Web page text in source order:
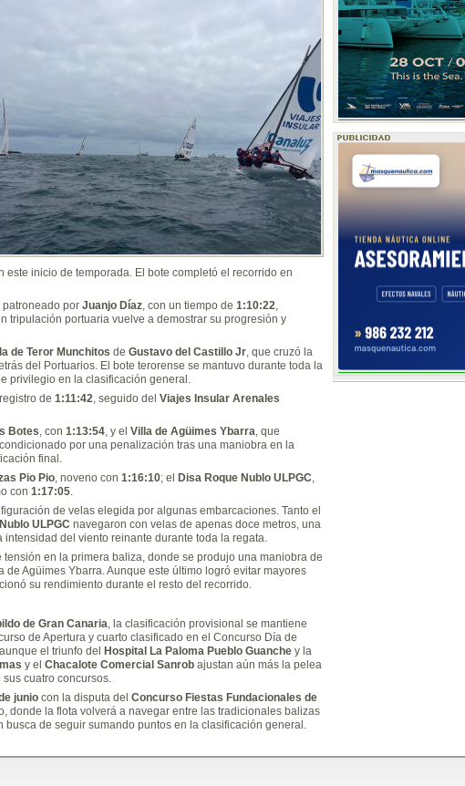
inicio de temporada. El bote completó el recorrido en
patroneado por Juanjo Díaz, con un tiempo de 1:10:22,
tripulación portuaria vuelve a demostrar su progresión y
de Teror Munchitos de Gustavo del Castillo Jr, que cruzó la
del Portuarios. El bote terorense se mantuvo durante toda la
privilegio en la clasificación general.
de 1:11:42, seguido del Viajes Insular Arenales
Botes, con 1:13:54, y el Villa de Agüimes Ybarra, que
por una penalización tras una maniobra en la
final.
Pio Pio, noveno con 1:16:10; el Disa Roque Nublo ULPGC,
con 1:17:05.
de velas elegida por algunas embarcaciones. Tanto el
ULPGC navegaron con velas de apenas doce metros, una
del viento reinante durante toda la regata.
en la primera baliza, donde se produjo una maniobra de
Agüimes Ybarra. Aunque este último logró evitar mayores
su rendimiento durante el resto del recorrido.
de Gran Canaria , la clasificación provisional se mantiene
de Apertura y cuarto clasificado en el Concurso Día de
el triunfo del Hospital La Paloma Pueblo Guanche y la
y el Chacalote Comercial Sanrob ajustan aún más la pelea
cuatro concursos.
junio con la disputa del Concurso Fiestas Fundacionales de
donde la flota volverá a navegar entre las tradicionales balizas
de seguir sumando puntos en la clasificación general.